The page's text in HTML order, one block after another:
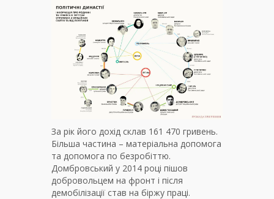
За рік його дохід склав 161 470 гривень.
Більша частина – матеріальна допомога
та допомога по безробіттю.
Домбровський у 2014 році пішов
добровольцем на фронт і після
демобілізації став на біржу праці.